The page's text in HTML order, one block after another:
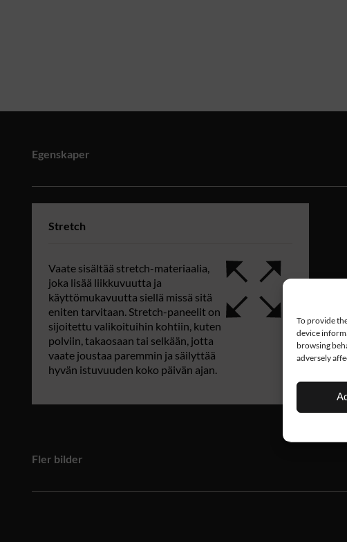
To provide
device
browsing
adversely
Egenskaper
Stretch
Vaate sisältää stretch-materiaalia,
joka lisää liikkuvuutta ja
käyttömukavuutta siellä missä sitä
eniten tarvitaan. Stretch-paneelit on
sijoitettu valikoituihin kohtiin, kuten
polviin, takaosaan tai selkään, jotta
vaate joustaa paremmin ja säilyttää
hyvän istuvuuden koko päivän ajan.
Fler bilder